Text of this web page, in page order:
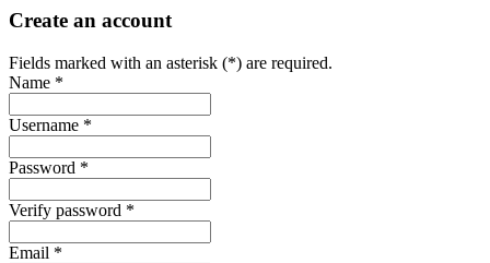
Create an account
Fields marked with an asterisk (*) are required.
Name *
Username *
Password *
Verify password *
Email *